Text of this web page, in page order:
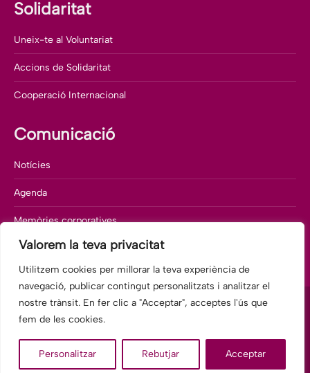
Valorem la teva privacitat
Utilitzem cookies per millorar la teva experiència de
navegació, publicar contingut personalitzats i analitzar el
nostre trànsit. En fer clic a "Acceptar", acceptes l'ús que
fem de les cookies.
Personalitzar Rebutjar Acceptar
Solidaritat
Uneix-te al Voluntariat
Accions de Solidaritat
Cooperació Internacional
Comunicació
Notícies
Agenda
Memòries corporatives
Departament de comunicació
Hospital Sant Rafael.